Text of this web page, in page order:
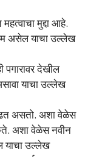
मुद्दा आहे.
असेल याचा उल्लेख
पगारावर देखील
याचा उल्लेख
असतो. अशा वेळेस
अशा वेळेस नवीन
याचा उल्लेख